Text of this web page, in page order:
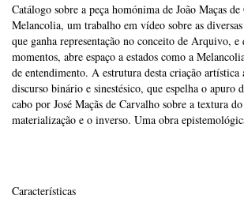
Catálogo sobre a peça homónima de João Maças
Melancolia, um trabalho em vídeo sobre as
que ganha representação no conceito de Arquivo, e
momentos, abre espaço a estados como a
de entendimento. A estrutura desta criação artística
discurso binário e sinestésico, que espelha o apuro
cabo por José Maçãs de Carvalho sobre a textura
materialização e o inverso. Uma obra
Características